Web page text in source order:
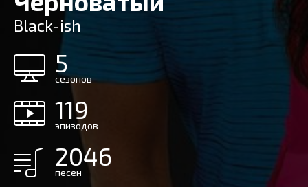
Black-ish
5
сезонов
119
эпизодов
2046
песен